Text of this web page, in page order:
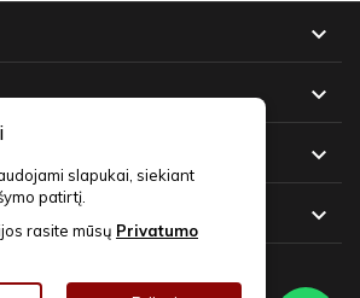




slapukai, siekiant
patirtį.
rasite mūsų Privatumo
NAUJIENLAIŠKIAI